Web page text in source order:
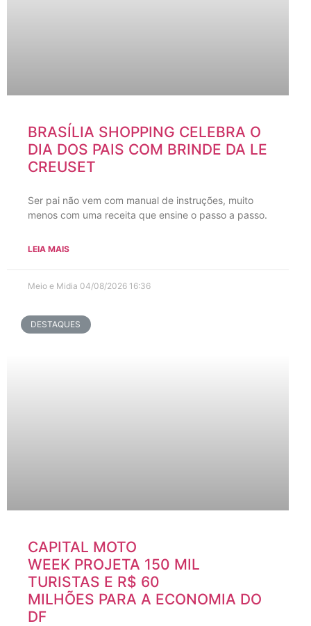
BRASÍLIA SHOPPING CELEBRA O
DIA DOS PAIS COM BRINDE DA LE
CREUSET
Ser pai não vem com manual de instruções, muito
menos com uma receita que ensine o passo a passo.
LEIA MAIS
Meio e Midia 04/08/2026 16:36
DESTAQUES
CAPITAL MOTO
WEEK PROJETA 150 MIL
TURISTAS E R$ 60
MILHÕES PARA A ECONOMIA DO
DF